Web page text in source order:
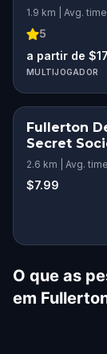
1.9 km | Avg.
5
a partir de
MULTIJOGADOR
Fullerton
Secret
2.6 km | Avg.
$7.99
O que as
em